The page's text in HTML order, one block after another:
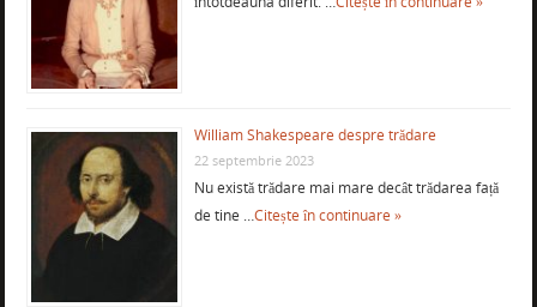
William Shakespeare despre trădare
22 septembrie 2023
Nu există trădare mai mare decât trădarea față
de tine …Citește în continuare »